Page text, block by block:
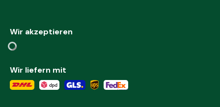
Wir akzeptieren
Wir liefern mit